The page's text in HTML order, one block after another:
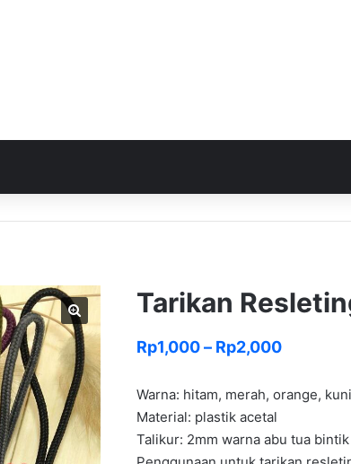
Tarikan
Rp1,000 – Rp2,000Rentang
Rp1,000
Rp2,000
Warna: hitam, merah, orange,
Material: plastik acetal
Talikur: 2mm warna abu tua